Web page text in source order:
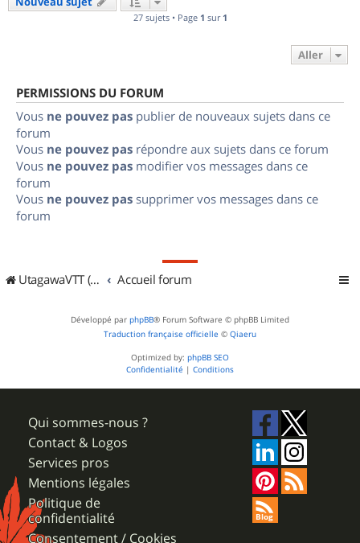
27 sujets • Page 1 sur 1
Aller
PERMISSIONS DU FORUM
Vous ne pouvez pas publier de nouveaux sujets dans ce
forum
Vous ne pouvez pas répondre aux sujets dans ce forum
Vous ne pouvez pas modifier vos messages dans ce
forum
Vous ne pouvez pas supprimer vos messages dans ce
forum
UtagawaVTT (Randos VTT et VTTAE avec traces GPS) Accueil forum
Développé par phpBB® Forum Software © phpBB Limited
Traduction française officielle © Qiaeru
Optimized by: phpBB SEO
Confidentialité | Conditions
Qui sommes-nous ?
Contact & Logos
Services pros
Mentions légales
Politique de
confidentialité
Consentement / Cookies